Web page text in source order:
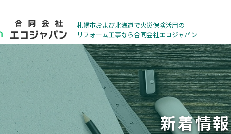
札幌市および北海道で火災保険活用の
リフォーム工事なら合同会社エコジャパン
新着情報